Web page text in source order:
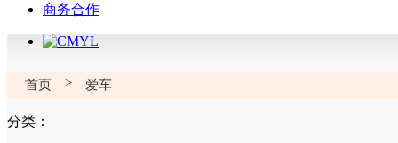
商务合作
首页 > 爱车
分类：